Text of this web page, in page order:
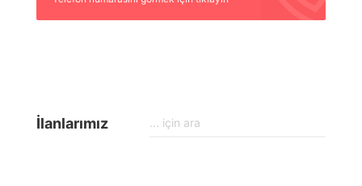
İlanlarımız